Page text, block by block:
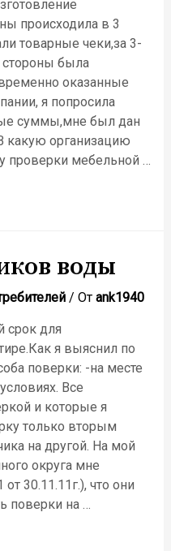
происходила в 3
товарные чеки,за 3-
была
оказанные
я попросила
суммы,мне был дан
какую организацию
проверки мебельной …
воды
/ От ank1940
срок для
я выяснил по
поверки: -на месте
Все
и которые я
только вторым
на другой. На мой
округа мне
30.11.11г.), что они
на …